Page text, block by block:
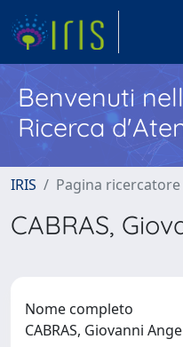
Benvenuti
Ricerca
IRIS Pagina ricercatore
CABRAS,
Nome completo
CABRAS, Giovanni